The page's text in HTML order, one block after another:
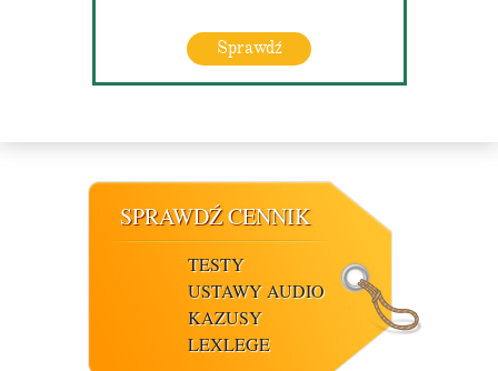
Sprawdź
SPRAWDŹ CENNIK
TESTY
USTAWY AUDIO
KAZUSY
LEXLEGE